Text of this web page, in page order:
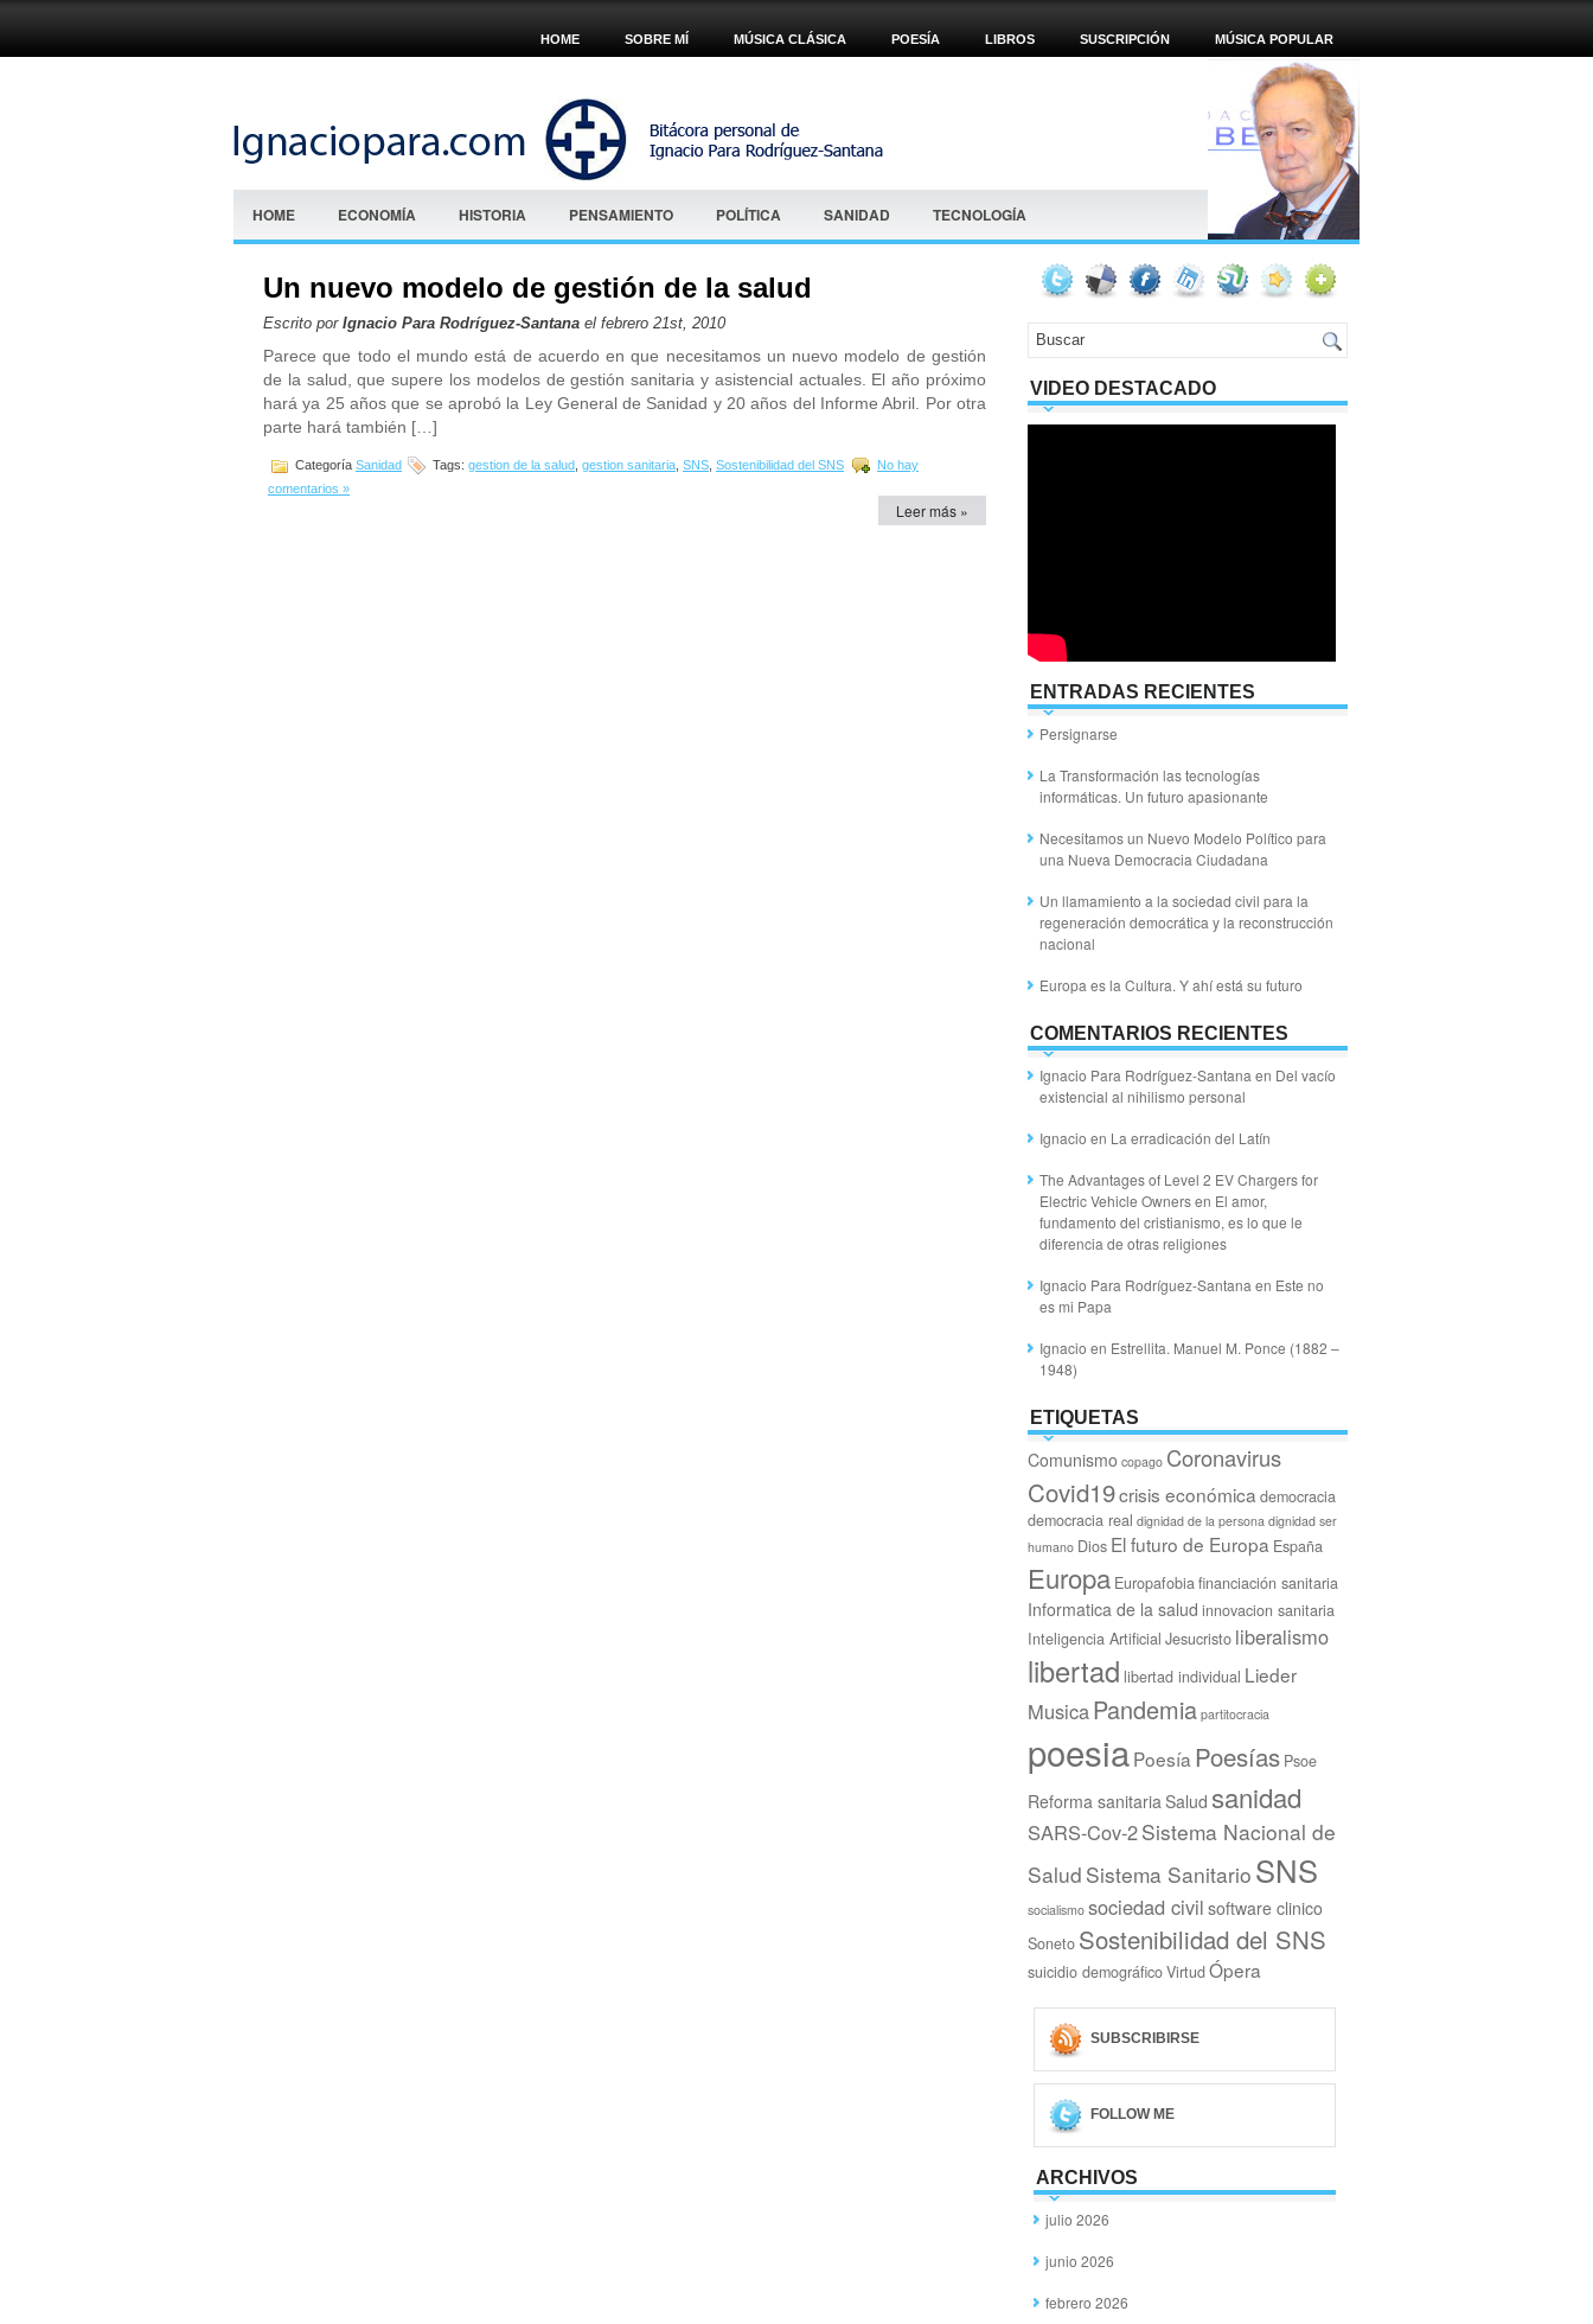
HOME SOBRE MÍ MÚSICA CLÁSICA POESÍA LIBROS SUSCRIPCIÓN MÚSICA POPULAR
HOME ECONOMÍA HISTORIA PENSAMIENTO POLÍTICA SANIDAD TECNOLOGÍA
Un nuevo modelo de gestión de la salud
Escrito por Ignacio Para Rodríguez-Santana el febrero 21st, 2010
Parece que todo el mundo está de acuerdo en que necesitamos un nuevo modelo de gestión
de la salud, que supere los modelos de gestión sanitaria y asistencial actuales. El año próximo
hará ya 25 años que se aprobó la Ley General de Sanidad y 20 años del Informe Abril. Por otra
parte hará también […]
Categoría Sanidad Tags: gestion de la salud gestion sanitaria SNS Sostenibilidad del SNS
No hay
comentarios »
Leer más »
VIDEO DESTACADO
ENTRADAS RECIENTES
Persignarse
La Transformación las tecnologías
informáticas. Un futuro apasionante
Necesitamos un Nuevo Modelo Político para
una Nueva Democracia Ciudadana
Un llamamiento a la sociedad civil para la
regeneración democrática y la reconstrucción
nacional
Europa es la Cultura. Y ahí está su futuro
COMENTARIOS RECIENTES
Ignacio Para Rodríguez-Santana en Del vacío
existencial al nihilismo personal
Ignacio en La erradicación del Latín
The Advantages of Level 2 EV Chargers for
Electric Vehicle Ownersen El amor,
fundamento del cristianismo, es lo que le
diferencia de otras religiones
Ignacio Para Rodríguez-Santana en Este no
es mi Papa
Ignacio en Estrellita. Manuel M. Ponce (1882 –
1948)
ETIQUETAS
Comunismo copago Coronavirus
Covid19crisis económica democracia
democracia real dignidad de la persona dignidad ser
humano Dios El futuro de Europa España
Europa Europafobiafinanciación sanitaria
Informatica de la salud innovacion sanitaria
Inteligencia Artificial Jesucristo liberalismo
libertad libertad individual Lieder
MusicaPandemia partitocracia
poesiaPoesía Poesías Psoe
Reforma sanitariaSalud sanidad
SARS-Cov-2Sistema Nacional de
Salud Sistema Sanitario SNS
socialismo sociedad civil software clinico
Soneto Sostenibilidad del SNS
suicidio demográficoVirtudÓpera
SUBSCRIBIRSE
FOLLOW ME
ARCHIVOS
julio 2026
junio 2026
febrero 2026